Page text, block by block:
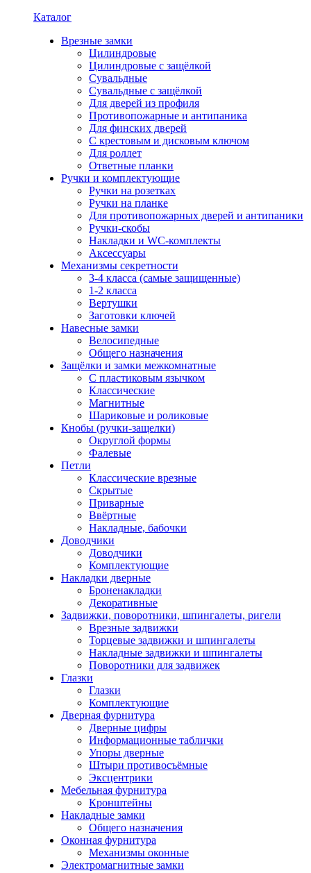
Каталог
Врезные замки
Цилиндровые
Цилиндровые с защёлкой
Сувальдные
Сувальдные с защёлкой
Для дверей из профиля
Противопожарные и антипаника
Для финских дверей
С крестовым и дисковым ключом
Для роллет
Ответные планки
Ручки и комплектующие
Ручки на розетках
Ручки на планке
Для противопожарных дверей и антипаники
Ручки-скобы
Накладки и WC-комплекты
Аксессуары
Механизмы секретности
3-4 класса (самые защищенные)
1-2 класса
Вертушки
Заготовки ключей
Навесные замки
Велосипедные
Общего назначения
Защёлки и замки межкомнатные
С пластиковым язычком
Классические
Магнитные
Шариковые и роликовые
Кнобы (ручки-защелки)
Округлой формы
Фалевые
Петли
Классические врезные
Скрытые
Приварные
Ввёртные
Накладные, бабочки
Доводчики
Доводчики
Комплектующие
Накладки дверные
Броненакладки
Декоративные
Задвижки, поворотники, шпингалеты, ригели
Врезные задвижки
Торцевые задвижки и шпингалеты
Накладные задвижки и шпингалеты
Поворотники для задвижек
Глазки
Глазки
Комплектующие
Дверная фурнитура
Дверные цифры
Информационные таблички
Упоры дверные
Штыри противосъёмные
Эксцентрики
Мебельная фурнитура
Кронштейны
Накладные замки
Общего назначения
Оконная фурнитура
Механизмы оконные
Электромагнитные замки